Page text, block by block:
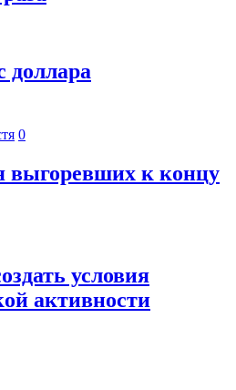
доллара
0
выгоревших к концу
условия
активности